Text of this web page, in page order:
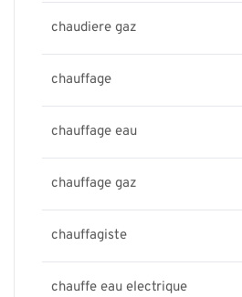
chaudiere gaz
chauffage
chauffage eau
chauffage gaz
chauffagiste
chauffe eau electrique